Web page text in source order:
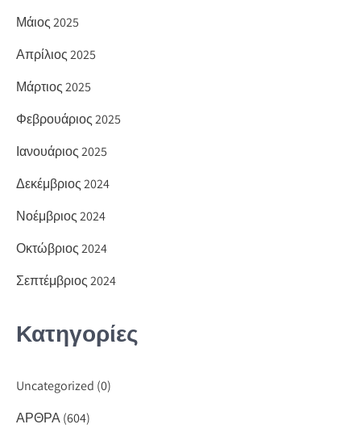
Μάιος 2025
Απρίλιος 2025
Μάρτιος 2025
Φεβρουάριος 2025
Ιανουάριος 2025
Δεκέμβριος 2024
Νοέμβριος 2024
Οκτώβριος 2024
Σεπτέμβριος 2024
Κατηγορίες
Uncategorized (0)
ΑΡΘΡΑ(604)